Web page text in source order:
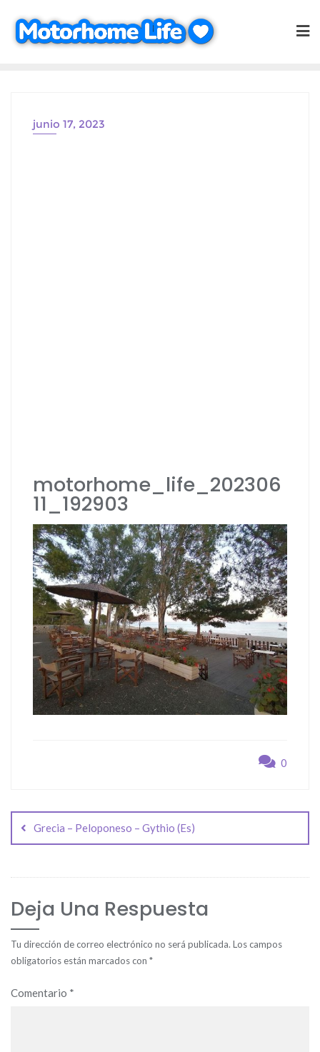
contenido
junio 17, 2023
motorhome_life_202306
11_192903
0
de
entradas
Grecia – Peloponeso – Gythio (Es)
Deja Una Respuesta
Tu dirección de correo electrónico no será publicada. Los campos
obligatorios están marcados con *
Comentario *